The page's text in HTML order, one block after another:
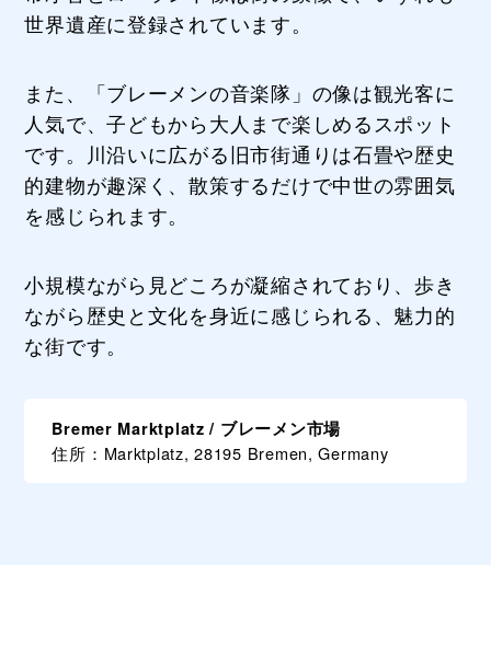
世界遺産に登録されています。
また、「ブレーメンの音楽隊」の像は観光客に
人気で、子どもから大人まで楽しめるスポット
です。川沿いに広がる旧市街通りは石畳や歴史
的建物が趣深く、散策するだけで中世の雰囲気
を感じられます。
小規模ながら見どころが凝縮されており、歩き
ながら歴史と文化を身近に感じられる、魅力的
な街です。
Bremer Marktplatz / ブレーメン市場
住所：Marktplatz, 28195 Bremen, Germany